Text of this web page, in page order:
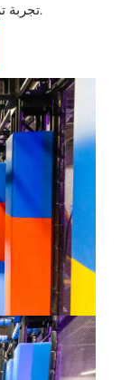
تجربة ترفيهية تلائم جمهورك وسوقك المحلي.